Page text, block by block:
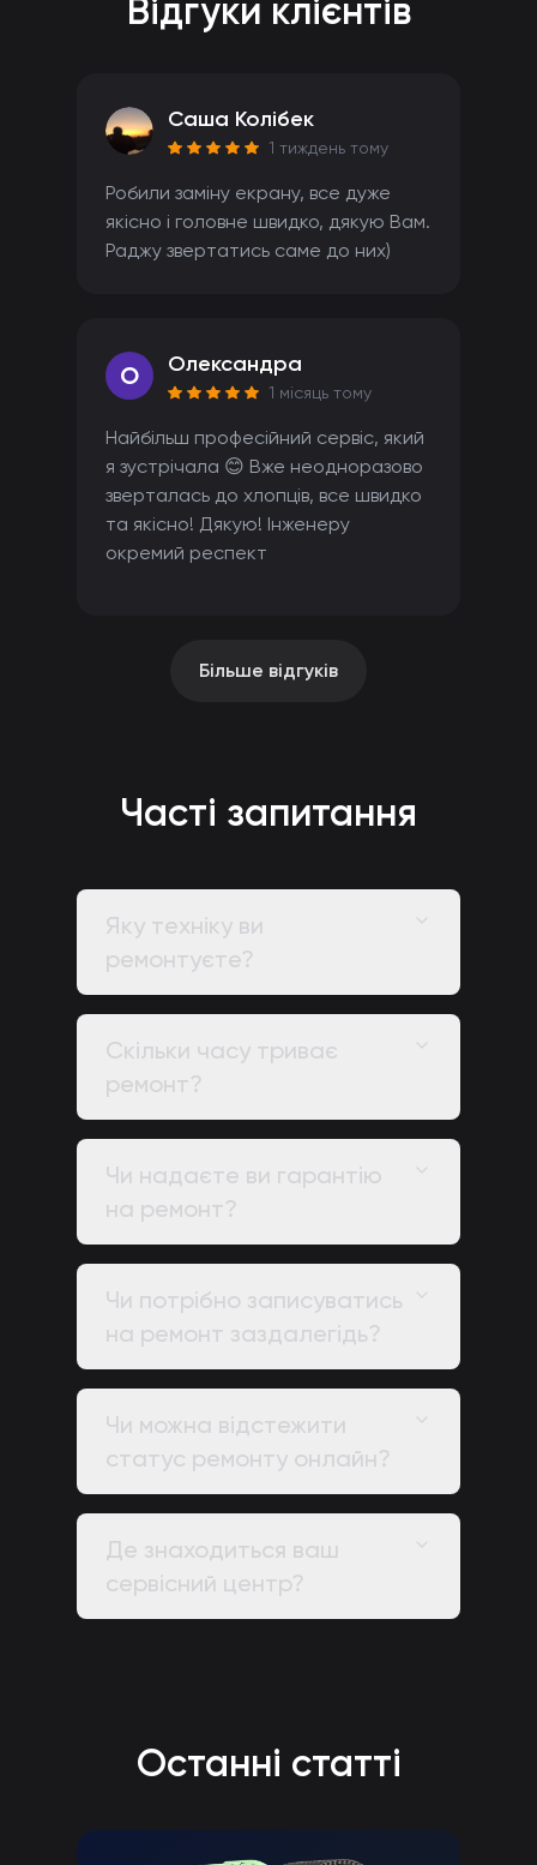
Відгуки клієнтів
Саша Колібек
1 тиждень тому
Робили заміну екрану, все дуже
якісно і головне швидко, дякую Вам.
Раджу звертатись саме до них)
O Олександра
1 місяць тому
Найбільш професійний сервіс, який
я зустрічала 😊 Вже неодноразово
зверталась до хлопців, все швидко
та якісно! Дякую! Інженеру
окремий респект
Більше відгуків
Часті запитання
Яку техніку ви
ремонтуєте?
Скільки часу триває
ремонт?
Чи надаєте ви гарантію
на ремонт?
Чи потрібно записуватись
на ремонт заздалегідь?
Чи можна відстежити
статус ремонту онлайн?
Де знаходиться ваш
сервісний центр?
Останні статті